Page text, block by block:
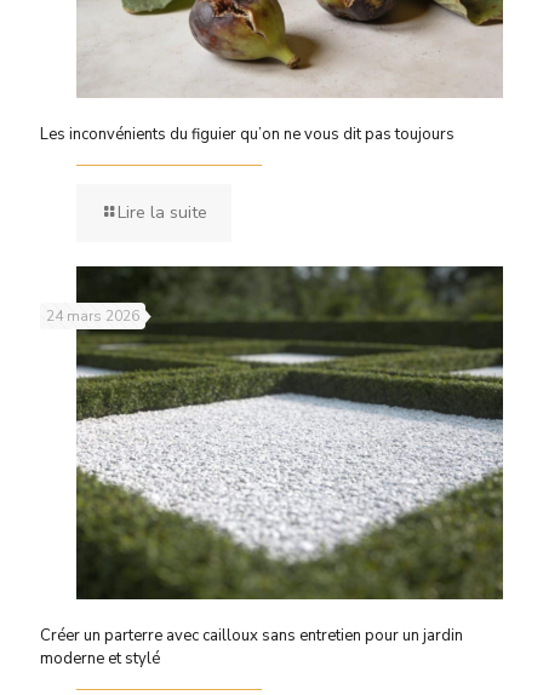
Les inconvénients du figuier qu’on ne vous dit pas toujours
Lire la suite
24 mars 2026
Créer un parterre avec cailloux sans entretien pour un jardin
moderne et stylé